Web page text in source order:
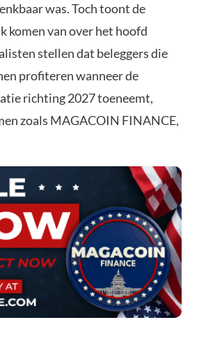
was. Toch toont de
komen van over het hoofd
stellen dat beleggers die
profiteren wanneer de
richting 2027 toeneemt,
zoals MAGACOIN FINANCE,